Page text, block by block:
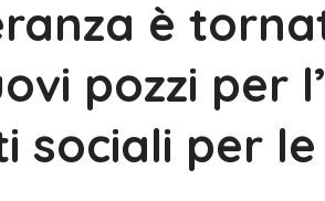
è
pozzi per
sociali per